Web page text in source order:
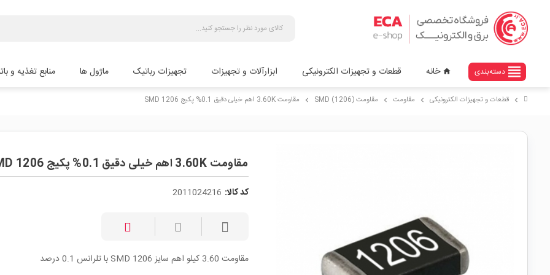
view_headline دسته‌بندی home خانه قطعات و تجهیزات الکترونیکی ابزارآلات و تجهیزات تجهیزات رباتیک ماژول ها منابع تغذیه و
chevron_right قطعات و تجهیزات الکترونیکی chevron_right مقاومت chevron_right مقاومت (SMD (1206 chevron_right مقاومت 3.60K اهم خیلی دقیق 0.1% پکیج 1206 SMD
مقاومت 3.60K اهم خیلی دقیق 0.1% پکیج 1206 SMD
کد کالا: 2011024216
مقاومت 3.60 کیلو اهم سایز 1206 SMD با تلرانس 0.1 درصد